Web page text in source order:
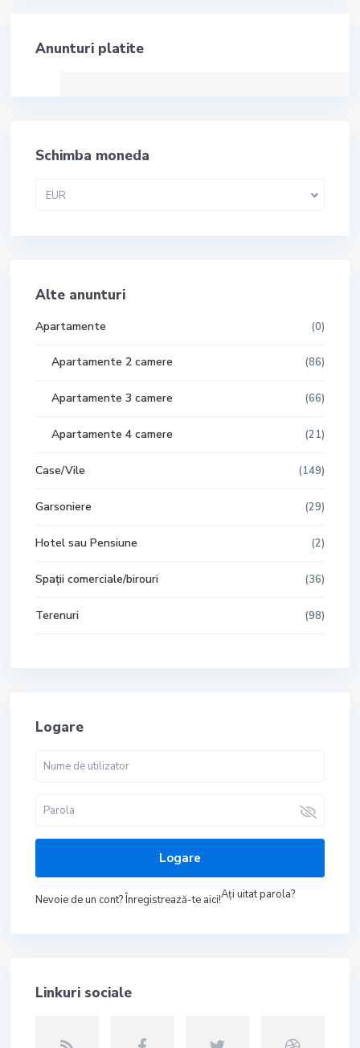
Anunturi platite
Schimba moneda
EUR
Alte anunturi
Apartamente (0)
Apartamente 2 camere (86)
Apartamente 3 camere (66)
Apartamente 4 camere (21)
Case/Vile (149)
Garsoniere (29)
Hotel sau Pensiune (2)
Spații comerciale/birouri (36)
Terenuri (98)
Logare
Logare
Nevoie de un cont? Înregistrează-te aici!Aţi uitat parola?
Linkuri sociale